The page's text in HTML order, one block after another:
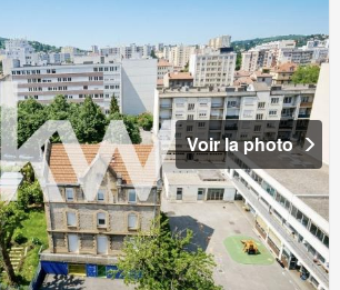
Voir la photo